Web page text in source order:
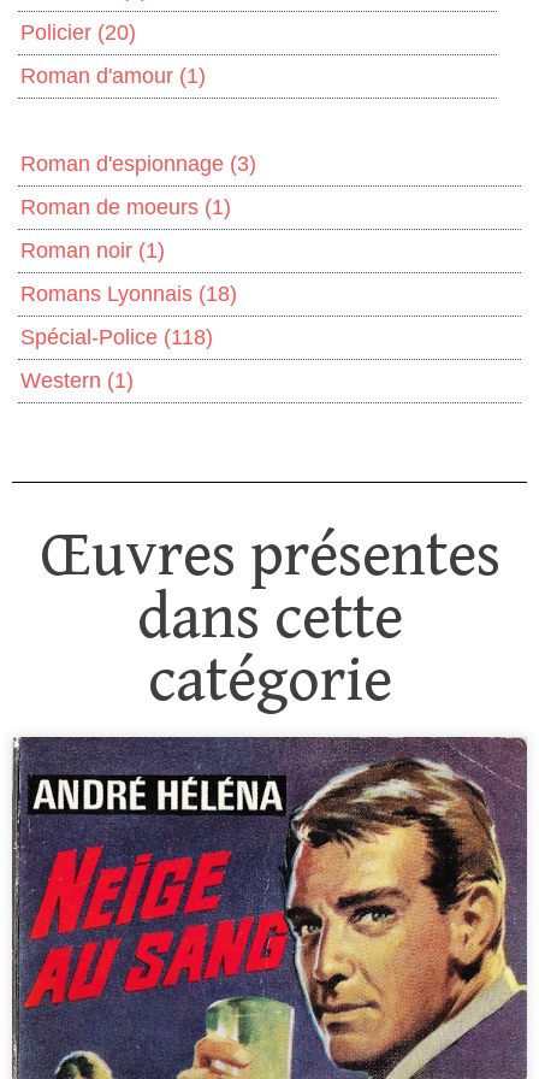
Policier (20)
Roman d'amour (1)
Roman d'espionnage (3)
Roman de moeurs (1)
Roman noir (1)
Romans Lyonnais (18)
Spécial-Police (118)
Western (1)
Œuvres présentes
dans cette
catégorie